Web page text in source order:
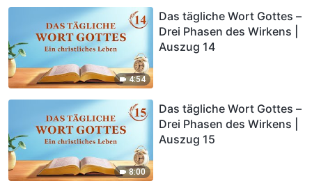
4:54
Das tägliche Wort Gottes –
Drei Phasen des Wirkens |
Auszug 14
8:00
Das tägliche Wort Gottes –
Drei Phasen des Wirkens |
Auszug 15